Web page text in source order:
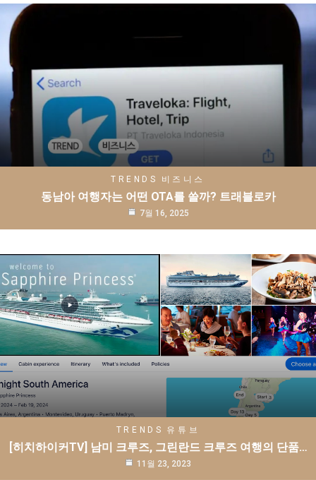
TRENDS 비즈니스
동남아 여행자는 어떤 OTA를 쓸까? 트래블로카
7월 16, 2025
TRENDS 유튜브
[히치하이커TV] 남미 크루즈, 그린란드 크루즈 여행의 단품…
11월 23, 2023